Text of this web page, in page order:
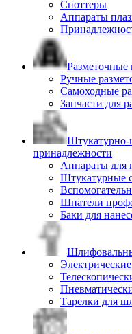
Споттеры
Аппараты
Ручные
Самоходные
Запчасти для
Штукатурно-
принадлежности
Аппараты для
Штукатурные
Шпатели
Баки для
Тарелки для